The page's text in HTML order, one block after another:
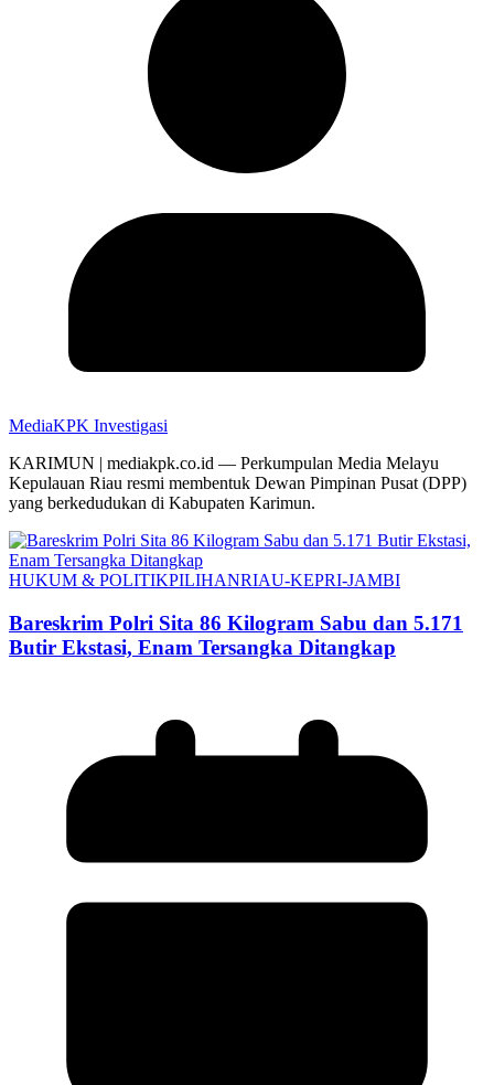
MediaKPK Investigasi
KARIMUN | mediakpk.co.id — Perkumpulan Media Melayu
Kepulauan Riau resmi membentuk Dewan Pimpinan Pusat (DPP)
yang berkedudukan di Kabupaten Karimun.
HUKUM & POLITIKPILIHANRIAU-KEPRI-JAMBI
Bareskrim Polri Sita 86 Kilogram Sabu dan 5.171
Butir Ekstasi, Enam Tersangka Ditangkap